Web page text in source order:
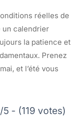
réelles de
un calendrier
la patience et
Prenez
et l’été vous
5 - (119 votes)